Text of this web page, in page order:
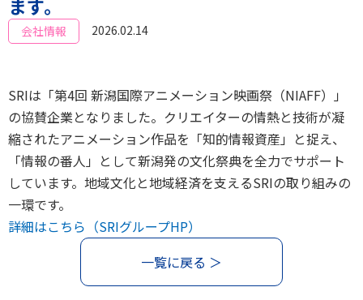
ます。
会社情報 2026.02.14
SRIは「第4回 新潟国際アニメーション映画祭（NIAFF）」
の協賛企業となりました。クリエイターの情熱と技術が凝
縮されたアニメーション作品を「知的情報資産」と捉え、
「情報の番人」として新潟発の文化祭典を全力でサポート
しています。地域文化と地域経済を支えるSRIの取り組みの
一環です。
詳細はこちら（SRIグループHP）
一覧に戻る ＞